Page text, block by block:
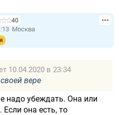
40
Москва
10.04.2020 в 23:34
вере
надо убеждать. Она или
Если она есть, то